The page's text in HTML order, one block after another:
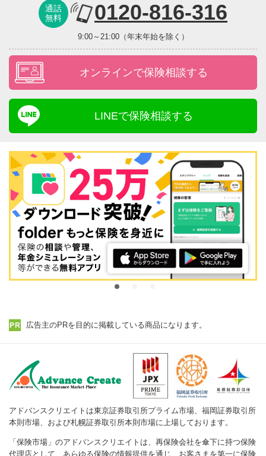
通話
無料
0120-816-316
9:00～21:00（年末年始を除く）
オンラインで保険相談する
LINEで保険相談する
広告主のPRを目的に掲載している商品になります。
アドバンスクリエイトは東京証券取引所プライム市場、福岡証券取引所
本則市場、および札幌証券取引所本則市場に上場しております。
「保険市場」のアドバンスクリエイトは、再保険会社を傘下に持つ保険
代理店として、あらゆる保険の情報提供を通じ、お客さまを第一に保険